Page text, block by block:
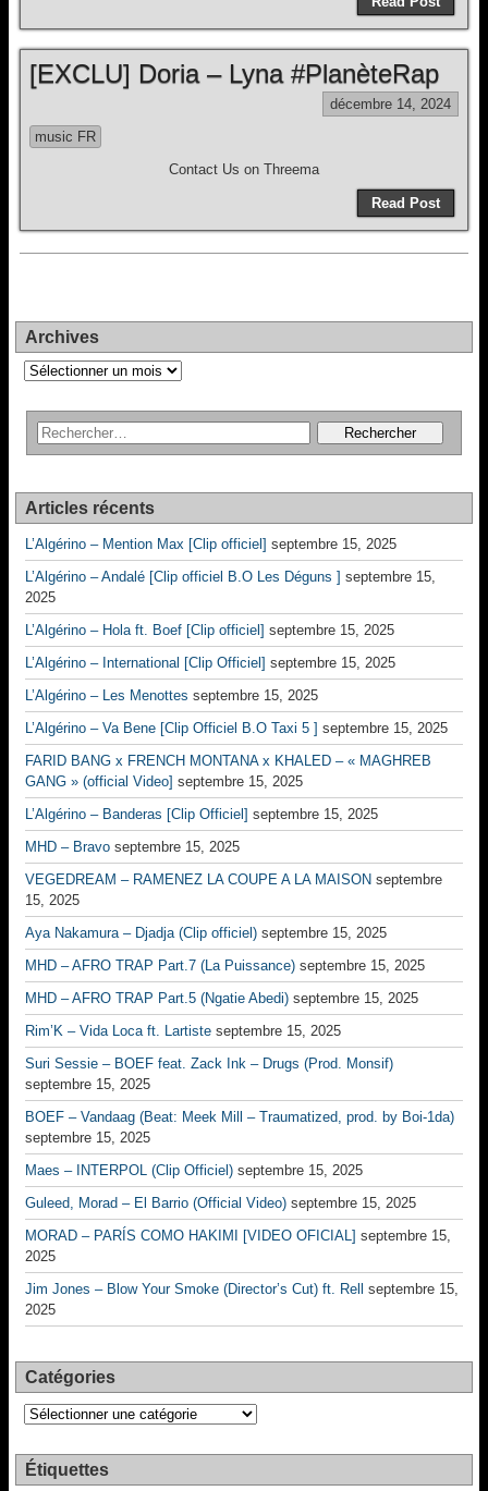
[EXCLU] Doria – Lyna #PlanèteRap
décembre 14, 2024
music FR
Contact Us on Threema
Read Post
Archives
Archives
Articles récents
L’Algérino – Mention Max [Clip officiel] septembre 15, 2025
L’Algérino – Andalé [Clip officiel B.O Les Déguns ] septembre 15,
2025
L’Algérino – Hola ft. Boef [Clip officiel] septembre 15, 2025
L’Algérino – International [Clip Officiel] septembre 15, 2025
L’Algérino – Les Menottes septembre 15, 2025
L’Algérino – Va Bene [Clip Officiel B.O Taxi 5 ] septembre 15, 2025
FARID BANG x FRENCH MONTANA x KHALED – « MAGHREB
GANG » (official Video] septembre 15, 2025
L’Algérino – Banderas [Clip Officiel] septembre 15, 2025
MHD – Bravo septembre 15, 2025
VEGEDREAM – RAMENEZ LA COUPE A LA MAISON septembre
15, 2025
Aya Nakamura – Djadja (Clip officiel) septembre 15, 2025
MHD – AFRO TRAP Part.7 (La Puissance) septembre 15, 2025
MHD – AFRO TRAP Part.5 (Ngatie Abedi) septembre 15, 2025
Rim’K – Vida Loca ft. Lartiste septembre 15, 2025
Suri Sessie – BOEF feat. Zack Ink – Drugs (Prod. Monsif)
septembre 15, 2025
BOEF – Vandaag (Beat: Meek Mill – Traumatized, prod. by Boi-1da)
septembre 15, 2025
Maes – INTERPOL (Clip Officiel) septembre 15, 2025
Guleed, Morad – El Barrio (Official Video) septembre 15, 2025
MORAD – PARÍS COMO HAKIMI [VIDEO OFICIAL] septembre 15,
2025
Jim Jones – Blow Your Smoke (Director’s Cut) ft. Rell
septembre 15,
2025
Catégories
Catégories
Étiquettes